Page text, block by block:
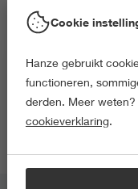
hieronder je
de door jou
Als je je hebt
Hierin vind je ook
Cookie
Hanze gebruikt
functioneren,
derden. Meer
cookieverklaring.